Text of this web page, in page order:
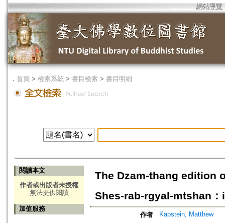
網站導覽
． 首頁 > 檢索系統 > 書目檢索 > 書目明細
閱讀本文
作者或出版者未授權
無法提供閱讀
加值服務
The Dzam-thang edition
Shes-rab-rgyal-mtshan
作者 Kapstein, Matthew